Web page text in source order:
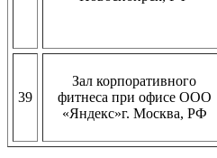
39
Зал корпоративного
фитнеса при офисе ООО
«Яндекс»г. Москва, РФ